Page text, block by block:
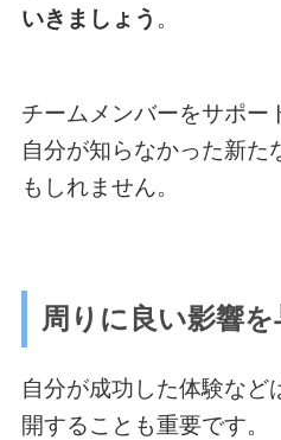
いきましょう 。
チームメンバーをサポー
自分が知らなかった新た
もしれません。
周りに良い影響を
自分が成功した体験など
開することも重要です。